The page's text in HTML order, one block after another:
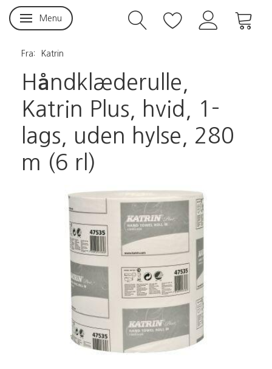
Skifte navigation
Menu
Fra: Katrin
Håndklæderulle,
Katrin Plus, hvid, 1-
lags, uden hylse, 280
m (6 rl)